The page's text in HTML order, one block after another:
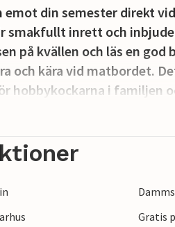
emot din semester direkt
smakfullt inrett och
på kvällen och läs en
och kära vid matbordet.
hobbykockarna i familjen
är omgivet av en
mellan tårna.
ligger på bakgården, bara
Gratis